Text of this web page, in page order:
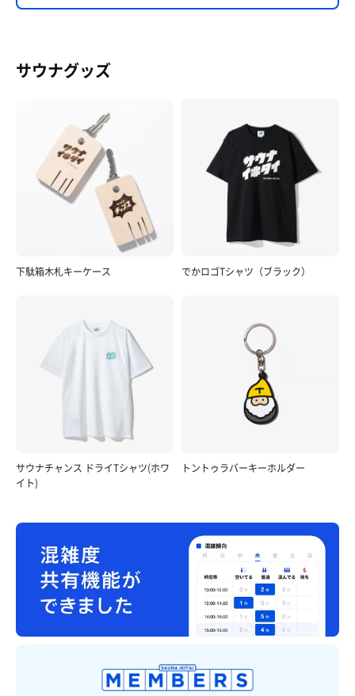
サウナグッズ
下駄箱木札キーケース でかロゴTシャツ（ブラック）
サウナチャンス ドライTシャツ(ホワ
イト)
トントゥラバーキーホルダー